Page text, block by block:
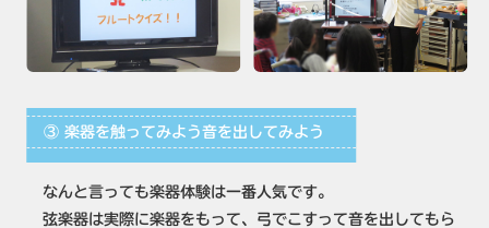
③ 楽器を触ってみよう音を出してみよう
なんと言っても楽器体験は一番人気です。
弦楽器は実際に楽器をもって、弓でこすって音を出してもら